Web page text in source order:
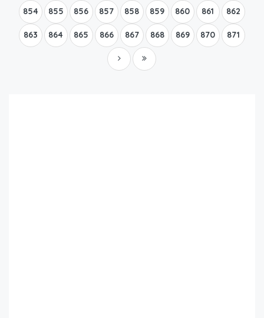
854 855 856 857 858 859 860 861 862
863 864 865 866 867 868 869 870 871